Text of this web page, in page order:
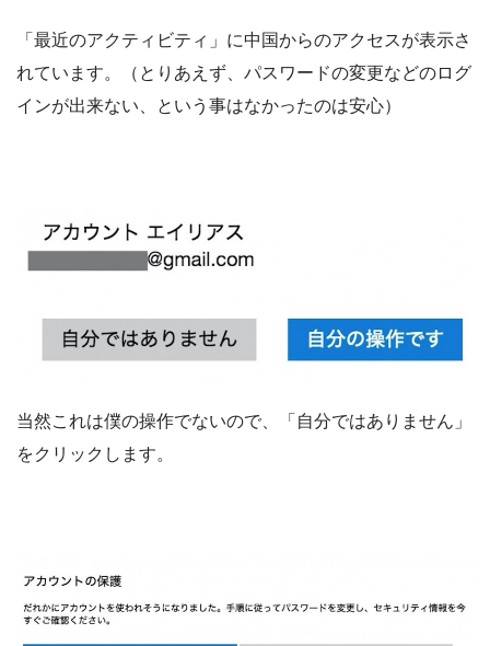
「最近のアクティビティ」に中国からのアクセスが表示さ
れています。（とりあえず、パスワードの変更などのログ
インが出来ない、という事はなかったのは安心）
当然これは僕の操作でないので、「自分ではありません」
をクリックします。